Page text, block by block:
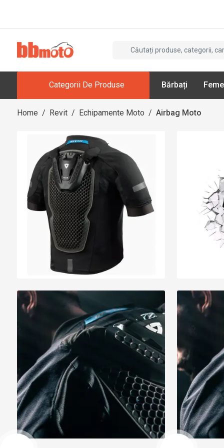
Categorii De Produse Bărbați
Home / Revit / Echipamente Moto / Airbag Moto